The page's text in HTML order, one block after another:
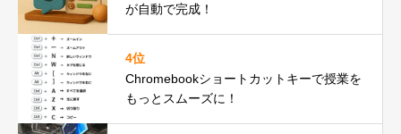
が自動で完成！
4位
Chromebookショートカットキーで授業を
もっとスムーズに！